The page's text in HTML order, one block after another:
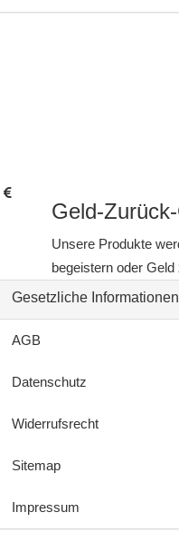
Geld-
Unsere Produkte
begeistern oder Geld
Gesetzliche Informationen
AGB
Datenschutz
Widerrufsrecht
Sitemap
Impressum